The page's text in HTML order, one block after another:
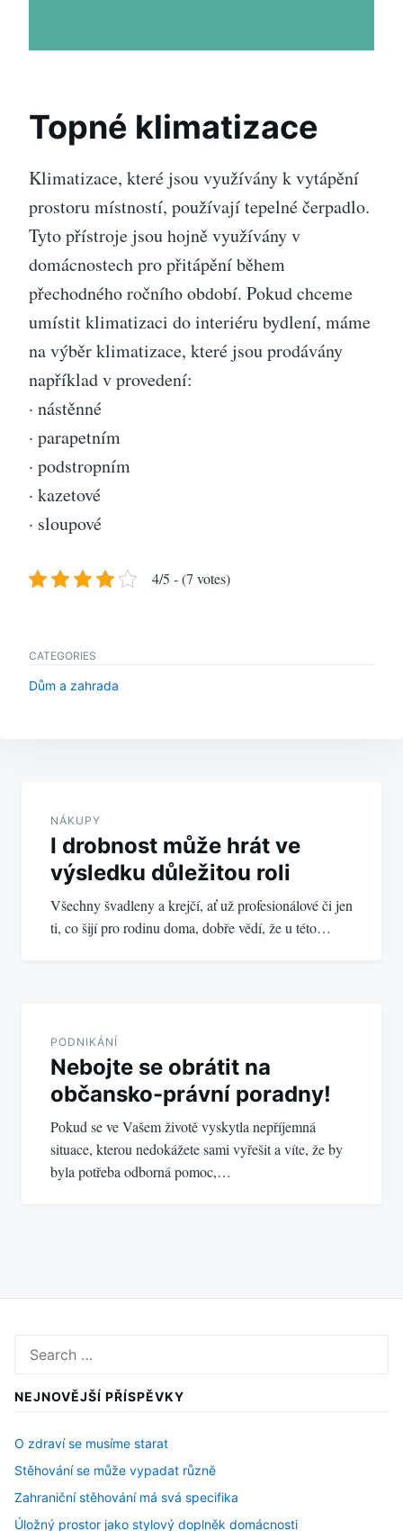
Topné klimatizace
Klimatizace, které jsou využívány k vytápění
prostoru místností, používají tepelné čerpadlo.
Tyto přístroje jsou hojně využívány v
domácnostech pro přitápění během
přechodného ročního období. Pokud chceme
umístit klimatizaci do interiéru bydlení, máme
na výběr klimatizace, které jsou prodávány
například v provedení:
· nástěnné
· parapetním
· podstropním
· kazetové
· sloupové
4/5 - (7 votes)
CATEGORIES
Dům a zahrada
pro
příspěvek
NÁKUPY
I drobnost může hrát ve
výsledku důležitou roli
Všechny švadleny a krejčí, ať už profesionálové či jen
ti, co šijí pro rodinu doma, dobře vědí, že u této…
PODNIKÁNÍ
Nebojte se obrátit na
občansko-právní poradny!
Pokud se ve Vašem životě vyskytla nepříjemná
situace, kterou nedokážete sami vyřešit a víte, že by
byla potřeba odborná pomoc,…
for:
NEJNOVĚJŠÍ PŘÍSPĚVKY
O zdraví se musíme starat
Stěhování se může vypadat různě
Zahraniční stěhování má svá specifika
Úložný prostor jako stylový doplněk domácnosti